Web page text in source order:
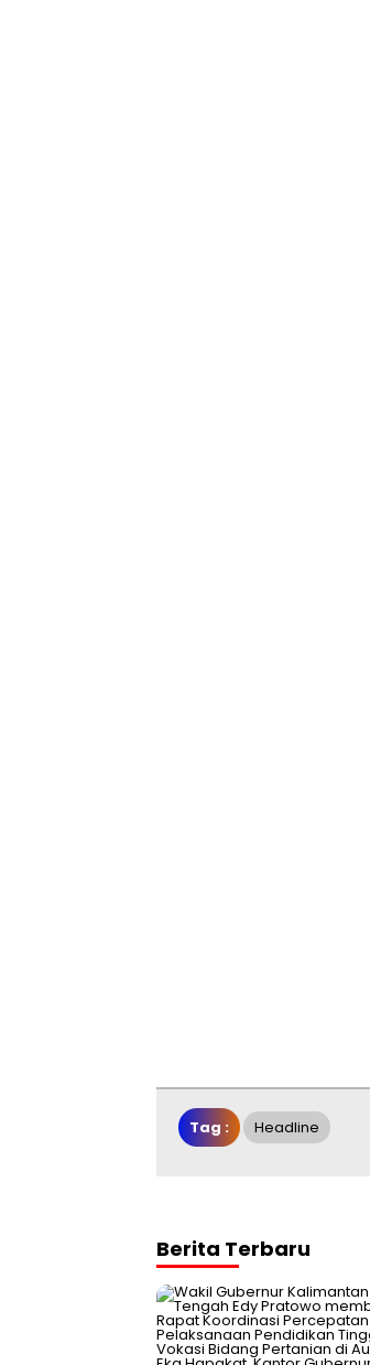
Tag : Headline
Berita Terbaru